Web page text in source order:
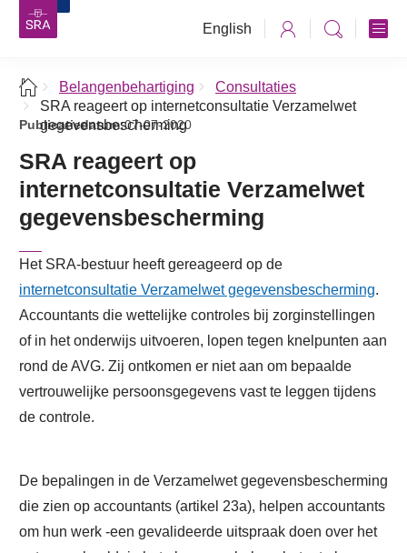
English
Belangenbehartiging
Consultaties
SRA reageert op internetconsultatie Verzamelwet
gegevensbescherming
Publicatiedatum:07-07-2020
SRA reageert op
internetconsultatie Verzamelwet
gegevensbescherming
Het SRA-bestuur heeft gereageerd op de
internetconsultatie Verzamelwet gegevensbescherming.
Accountants die wettelijke controles bij zorginstellingen
of in het onderwijs uitvoeren, lopen tegen knelpunten aan
rond de AVG. Zij ontkomen er niet aan om bepaalde
vertrouwelijke persoonsgegevens vast te leggen tijdens
de controle.
De bepalingen in de Verzamelwet gegevensbescherming
die zien op accountants (artikel 23a), helpen accountants
om hun werk -een gevalideerde uitspraak doen over het